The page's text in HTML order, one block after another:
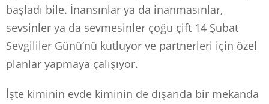
başladı bile. İnansınlar ya da inanmasınlar,
sevsinler ya da sevmesinler çoğu çift 14 Şubat
Sevgililer Günü’nü kutluyor ve partnerleri için özel
planlar yapmaya çalışıyor.
İşte kiminin evde kiminin de dışarıda bir mekanda